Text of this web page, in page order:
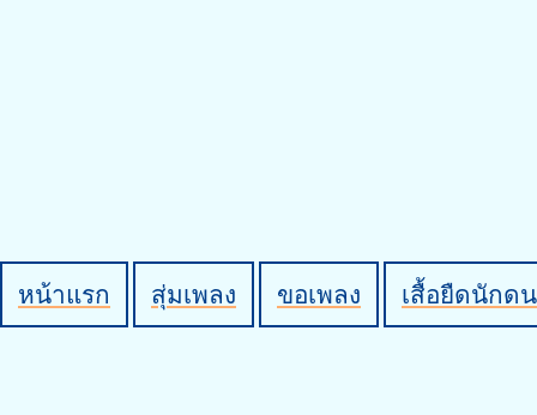
หน้าแรก สุ่มเพลง ขอเพลง เสื้อยืดนักด